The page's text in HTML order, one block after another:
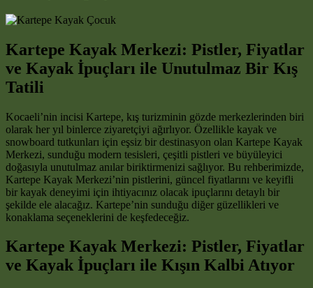
Kartepe Kayak Merkezi: Pistler, Fiyatlar
ve Kayak İpuçları ile Unutulmaz Bir Kış
Tatili
Kocaeli’nin incisi Kartepe, kış turizminin gözde merkezlerinden biri
olarak her yıl binlerce ziyaretçiyi ağırlıyor. Özellikle kayak ve
snowboard tutkunları için eşsiz bir destinasyon olan Kartepe Kayak
Merkezi, sunduğu modern tesisleri, çeşitli pistleri ve büyüleyici
doğasıyla unutulmaz anılar biriktirmenizi sağlıyor. Bu rehberimizde,
Kartepe Kayak Merkezi’nin pistlerini, güncel fiyatlarını ve keyifli
bir kayak deneyimi için ihtiyacınız olacak ipuçlarını detaylı bir
şekilde ele alacağız. Kartepe’nin sunduğu diğer güzellikleri ve
konaklama seçeneklerini de keşfedeceğiz.
Kartepe Kayak Merkezi: Pistler, Fiyatlar
ve Kayak İpuçları ile Kışın Kalbi Atıyor